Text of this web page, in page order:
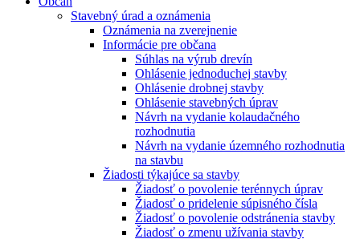
Stavebný úrad a oznámenia
Oznámenia na zverejnenie
Informácie pre občana
Súhlas na výrub drevín
Ohlásenie jednoduchej stavby
Ohlásenie drobnej stavby
Ohlásenie stavebných úprav
Návrh na vydanie kolaudačného
rozhodnutia
Návrh na vydanie územného rozhodnutia
na stavbu
Žiadosti týkajúce sa stavby
Žiadosť o povolenie terénnych úprav
Žiadosť o pridelenie súpisného čísla
Žiadosť o povolenie odstránenia stavby
Žiadosť o zmenu užívania stavby